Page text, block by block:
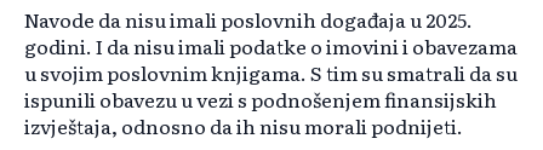
Navode da nisu imali poslovnih događaja u 2025.
godini. I da nisu imali podatke o imovini i obavezama
u svojim poslovnim knjigama. S tim su smatrali da su
ispunili obavezu u vezi s podnošenjem finansijskih
izvještaja, odnosno da ih nisu morali podnijeti.